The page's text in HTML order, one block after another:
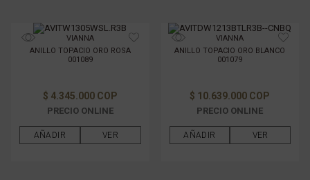
VIANNA
ANILLO TOPACIO ORO ROSA
001089
$ 4.345.000 COP
PRECIO ONLINE
AÑADIR VER
VIANNA
ANILLO TOPACIO ORO BLANCO
001079
$ 10.639.000 COP
PRECIO ONLINE
AÑADIR VER